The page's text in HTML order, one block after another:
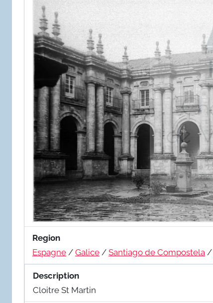
Region
Espagne / Galice / Santiago de Compostela /
Description
Cloitre St Martin